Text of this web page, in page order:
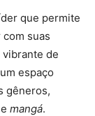
que permite
suas
de
espaço
gêneros,
e mangá.